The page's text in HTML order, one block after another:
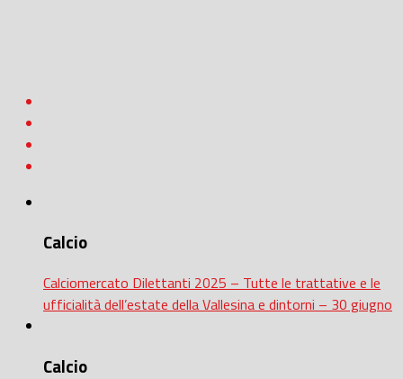
Calcio
Calciomercato Dilettanti 2025 – Tutte le trattative e le
ufficialità dell’estate della Vallesina e dintorni – 30 giugno
Calcio